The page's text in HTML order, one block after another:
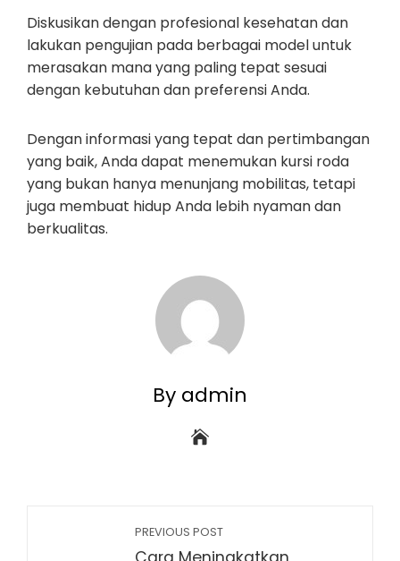
Diskusikan dengan profesional kesehatan dan
lakukan pengujian pada berbagai model untuk
merasakan mana yang paling tepat sesuai
dengan kebutuhan dan preferensi Anda.
Dengan informasi yang tepat dan pertimbangan
yang baik, Anda dapat menemukan kursi roda
yang bukan hanya menunjang mobilitas, tetapi
juga membuat hidup Anda lebih nyaman dan
berkualitas.
By admin
PREVIOUS POST